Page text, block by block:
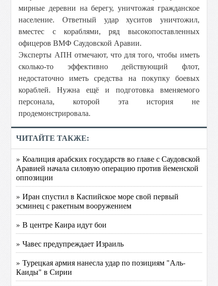
мирные деревни на берегу, уничтожая гражданское
население. Ответный удар хуситов уничтожил,
вместес с кораблями, ряд высокопоставленных
офицеров ВМФ Саудовской Аравии.
Эксперты АПН отмечают, что для того, чтобы иметь
сколько-то эффективно действующий флот,
недостаточно иметь средства на покупку боевых
кораблей. Нужна ещё и подготовка вменяемого
персонала, которой эта история не
продемонстрировала.
ЧИТАЙТЕ ТАКЖЕ:
» Коалиция арабских государств во главе с Саудовской
Аравией начала силовую операцию против йеменской
оппозиции
» Иран спустил в Каспийское море свой первый
эсминец с ракетным вооружением
» В центре Каира идут бои
» Чавес предупреждает Израиль
» Турецкая армия нанесла удар по позициям "Аль-
Каиды" в Сирии